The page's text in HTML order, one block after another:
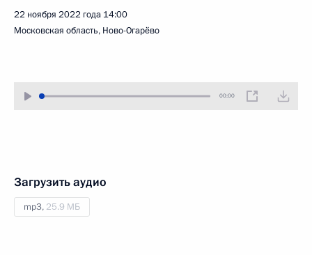
22 ноября 2022 года 14:00
Московская область, Ново-Огарёво
00:00
Загрузить аудио
mp3, 25.9 МБ